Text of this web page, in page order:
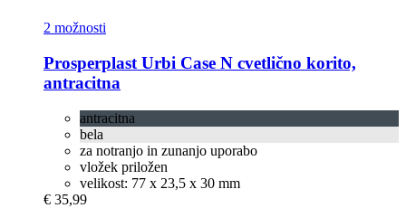
2 možnosti
Prosperplast Urbi Case N cvetlično korito,
antracitna
antracitna
bela
za notranjo in zunanjo uporabo
vložek priložen
velikost: 77 x 23,5 x 30 mm
€ 35,99